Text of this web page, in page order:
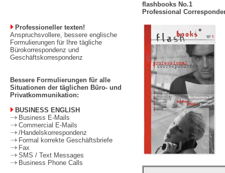
flashbooks No.1
Professional
Professioneller texten!
Anspruchsvollere, bessere englische
Formulierungen für Ihre tägliche
Bürokorrespondenz und
Geschäftskorrespondenz
Bessere Formulierungen für alle
Situationen der täglichen Büro- und
Privatkommunikation:
BUSINESS ENGLISH
Business E-Mails
Commercial E-Mails
/Handelskorrespondenz
Formal korrekte Geschäftsbriefe
Fax
SMS / Text Messages
Business Phone Calls